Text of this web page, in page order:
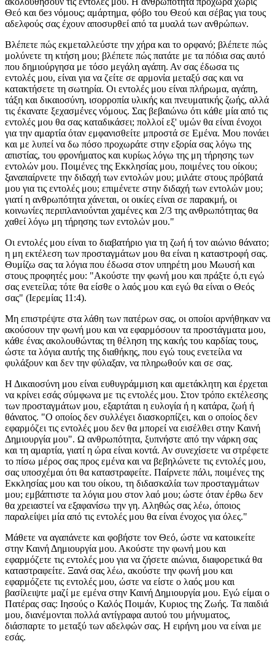
Θεό και без νόμους; αμάρτημα, φόβο του Θεού και σέβας για τους
αδελφούς σας έχουν αποσυρθεί από τα μυαλά των ανθρώπων.
Βλέπετε πώς εκμεταλλεύστε την χήρα και το ορφανό; βλέπετε πώς
μολύνετε τη κτήση μου; βλέπετε πώς πατάτε με τα πόδια σας αυτό
που δημιούργησα με τόσο μεγάλη αγάπη. Αν σας έδωσα τις
εντολές μου, είναι για να ζείτε σε αρμονία μεταξύ σας και να
κατακτήσετε τη σωτηρία. Οι εντολές μου είναι πλήρωμα, αγάπη,
τάξη και δικαιοσύνη, ισορροπία υλικής και πνευματικής ζωής, αλλά
τις έκανατε ξεχασμένες νόμους. Σας βεβαιώνω ότι κάθε μία από τις
εντολές μου θα σας καταδικάσει; πολλοί εξ' υμών θα είναι ένοχοι
για την αμαρτία όταν εμφανισθείτε μπροστά σε Εμένα. Μου πονάει
και με λυπεί να δω πόσο προχωράτε στην εξορία σας λόγω της
απιστίας, του φρονήματος και κυρίως λόγω της μη τήρησης των
εντολών μου. Ποιμένες της Εκκλησίας μου, ποιμένες του οίκου;
ξαναπαίρνετε την διδαχή των εντολών μου; μιλάτε στους πρόβατά
μου για τις εντολές μου; επιμένετε στην διδαχή των εντολών μου;
γιατί η ανθρωπότητα χάνεται, οι οικίες είναι σε παρακμή, οι
κοινωνίες περιπλανιούνται χαμένες και 2/3 της ανθρωπότητας θα
χαθεί λόγω μη τήρησης των εντολών μου."
Οι εντολές μου είναι το διαβατήριο για τη ζωή ή τον αιώνιο θάνατο;
η μη εκτέλεση των προσταγμάτων μου θα είναι η καταστροφή σας.
Θυμίζω σας τα λόγια που έδωσα στον υπηρέτη μου Μωυσή και
στους προφητές μου: "Ακούστε την φωνή μου και πράξτε ό,τι εγώ
σας ενετείλα; τότε θα είσθε ο λαός μου και εγώ θα είναι ο Θεός
σας" (Ιερεμίας 11:4).
Μη επιστρέψτε στα λάθη των πατέρων σας, οι οποίοι αρνήθηκαν να
ακούσουν την φωνή μου και να εφαρμόσουν τα προστάγματα μου,
κάθε ένας ακολουθώντας τη θέληση της κακής του καρδίας τους,
ώστε τα λόγια αυτής της διαθήκης, που εγώ τους ενετείλα να
φυλάξουν και δεν την φύλαξαν, να πληρωθούν και σε σας.
Η Δικαιοσύνη μου είναι ευθυγράμμιση και αμετάκλητη και έρχεται
να κρίνει εσάς σύμφωνα με τις εντολές μου. Στον τρόπο εκτέλεσης
των προσταγμάτων μου, εξαρτάται η ευλογία ή η κατάρα, ζωή ή
θάνατος. "Ο οποίος δεν συλλέγει διασκορπίζει, και ο οποίος δεν
εφαρμόζει τις εντολές μου δεν θα μπορεί να εισέλθει στην Καινή
Δημιουργία μου". Ω ανθρωπότητα, ξυπνήστε από την νάρκη σας
και τη αμαρτία, γιατί η ώρα είναι κοντά. Αν συνεχίσετε να στρέφετε
το πίσω μέρος σας προς εμένα και να βεβηλώνετε τις εντολές μου,
σας υποσχέμαι ότι θα καταστραφείτε. Παίρνετε πάλι, ποιμένες της
Εκκλησίας μου και του οίκου, τη διδασκαλία των προσταγμάτων
μου; εμβάπτιστε τα λόγια μου στον λαό μου; ώστε όταν έρθω δεν
θα χρειαστεί να εξαφανίσω την γη. Αληθώς σας λέω, όποιος
παραλείψει μία από τις εντολές μου θα είναι ένοχος για όλες."
Μάθετε να αγαπάνετε και φοβήστε τον Θεό, ώστε να κατοικείτε
στην Καινή Δημιουργία μου. Ακούστε την φωνή μου και
εφαρμόζετε τις εντολές μου για να ζήσετε αιώνια, διαφορετικά θα
καταστραφείτε. Ξανά σας λέω, ακούστε την φωνή μου και
εφαρμόζετε τις εντολές μου, ώστε να είστε ο λαός μου και
βασίλειψτε μαζί με εμένα στην Καινή Δημιουργία μου. Εγώ είμαι ο
Πατέρας σας: Ιησούς ο Καλός Ποιμάν, Κυριος της Ζωής. Τα παιδιά
μου, διανέμονται πολλά αντίγραφα αυτού του μήνυματος,
διάσπαρτε το μεταξύ των αδελφών σας. Η ειρήνη μου να είναι με
εσάς.